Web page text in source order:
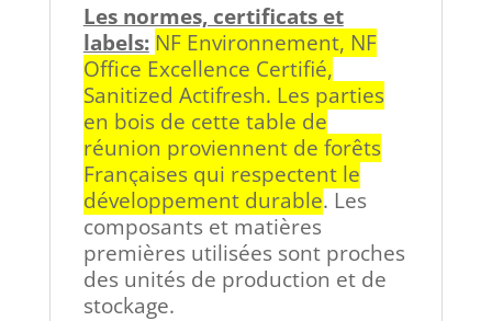
Les normes, certificats et
labels: NF Environnement, NF
Office Excellence Certifié,
Sanitized Actifresh. Les parties
en bois de cette table de
réunion proviennent de forêts
Françaises qui respectent le
développement durable. Les
composants et matières
premières utilisées sont proches
des unités de production et de
stockage.